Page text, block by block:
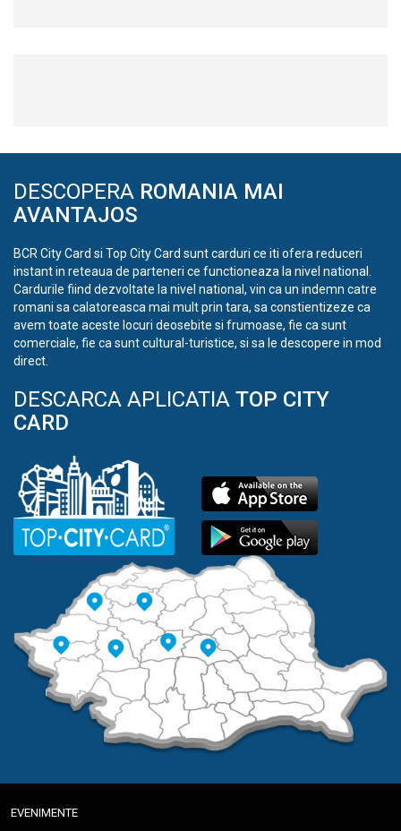
DESCOPERA ROMANIA MAI
AVANTAJOS
BCR City Card si Top City Card sunt carduri ce iti ofera reduceri
instant in reteaua de parteneri ce functioneaza la nivel national.
Cardurile fiind dezvoltate la nivel national, vin ca un indemn catre
romani sa calatoreasca mai mult prin tara, sa constientizeze ca
avem toate aceste locuri deosebite si frumoase, fie ca sunt
comerciale, fie ca sunt cultural-turistice, si sa le descopere in mod
direct.
DESCARCA APLICATIA TOP CITY
CARD
EVENIMENTE